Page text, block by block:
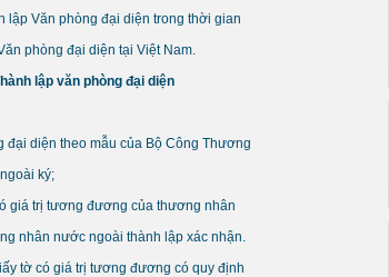
lập Văn phòng đại diện trong thời gian
phòng đại diện tại Việt Nam.
lập văn phòng đại diện
diện theo mẫu của Bộ Công Thương
ký;
giá trị tương đương của thương nhân
nhân nước ngoài thành lập xác nhận.
tờ có giá trị tương đương có quy định